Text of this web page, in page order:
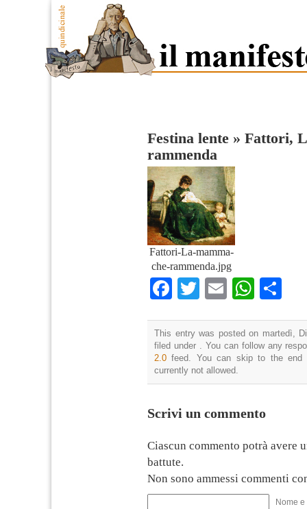
Festina lente » Fattori,
rammenda
Fattori-La-mamma-
che-rammenda.jpg
Facebook
TwitterEmail
This entry was posted on martedì,
filed under . You can follow any
2.0 feed. You can skip to the end
currently not allowed.
Scrivi un commento
Ciascun commento potrà avere
battute.
Non sono ammessi commenti
Nome